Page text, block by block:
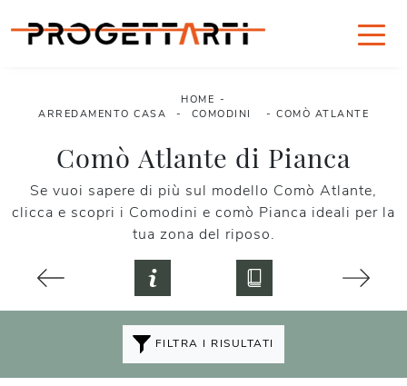
HOME -
ARREDAMENTO CASA
- COMODINI - COMÒ ATLANTE
Comò Atlante di Pianca
Se vuoi sapere di più sul modello Comò Atlante,
clicca e scopri i Comodini e comò Pianca ideali per la
tua zona del riposo.
FILTRA I RISULTATI